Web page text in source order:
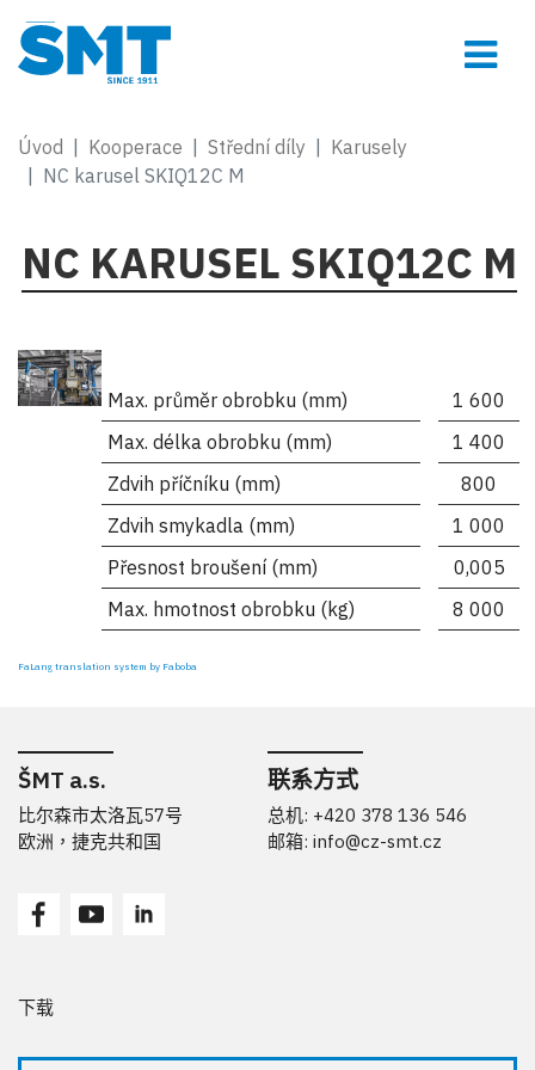
Úvod Kooperace Střední díly
Karusely
NC karusel SKIQ12C M
NC KARUSEL SKIQ12C M
Max. průměr obrobku (mm)
1 600
Max. délka obrobku (mm)
1 400
Zdvih příčníku (mm)
800
Zdvih smykadla (mm)
1 000
Přesnost broušení (mm)
0,005
Max. hmotnost obrobku (kg)
8 000
FaLang translation system by Faboba
ŠMT a.s.
比尔森市太洛瓦57号
欧洲，捷克共和国
联系方式
总机: +420 378 136 546
邮箱: info@cz-smt.cz
下载